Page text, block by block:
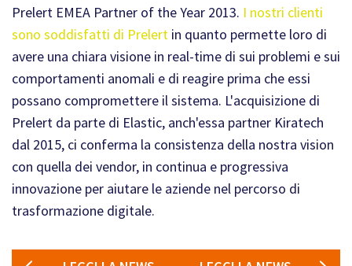
Prelert EMEA Partner of the Year 2013. I nostri clienti
sono soddisfatti di Prelert in quanto permette loro di
avere una chiara visione in real-time di sui problemi e sui
comportamenti anomali e di reagire prima che essi
possano compromettere il sistema. L'acquisizione di
Prelert da parte di Elastic, anch'essa partner Kiratech
dal 2015, ci conferma la consistenza della nostra vision
con quella dei vendor, in continua e progressiva
innovazione per aiutare le aziende nel percorso di
trasformazione digitale.